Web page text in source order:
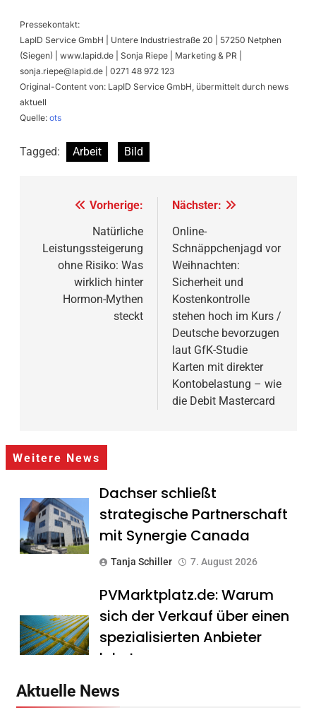
Pressekontakt:
LapID Service GmbH | Untere Industriestraße 20 | 57250 Netphen
(Siegen) | www.lapid.de | Sonja Riepe | Marketing & PR |
sonja.riepe@lapid.de| 0271 48 972 123
Original-Content von: LapID Service GmbH, übermittelt durch news
aktuell
Quelle: ots
Tagged: Arbeit Bild
Beitragsnavigation
Vorherige:
Natürliche
Leistungssteigerung
ohne Risiko: Was
wirklich hinter
Hormon-Mythen
steckt
Nächster:
Online-
Schnäppchenjagd vor
Weihnachten:
Sicherheit und
Kostenkontrolle
stehen hoch im Kurs /
Deutsche bevorzugen
laut GfK-Studie
Karten mit direkter
Kontobelastung – wie
die Debit Mastercard
Weitere News
Dachser schließt
strategische Partnerschaft
mit Synergie Canada
Tanja Schiller 7. August 2026
PVMarktplatz.de: Warum
sich der Verkauf über einen
spezialisierten Anbieter
lohnt
Aktuelle News